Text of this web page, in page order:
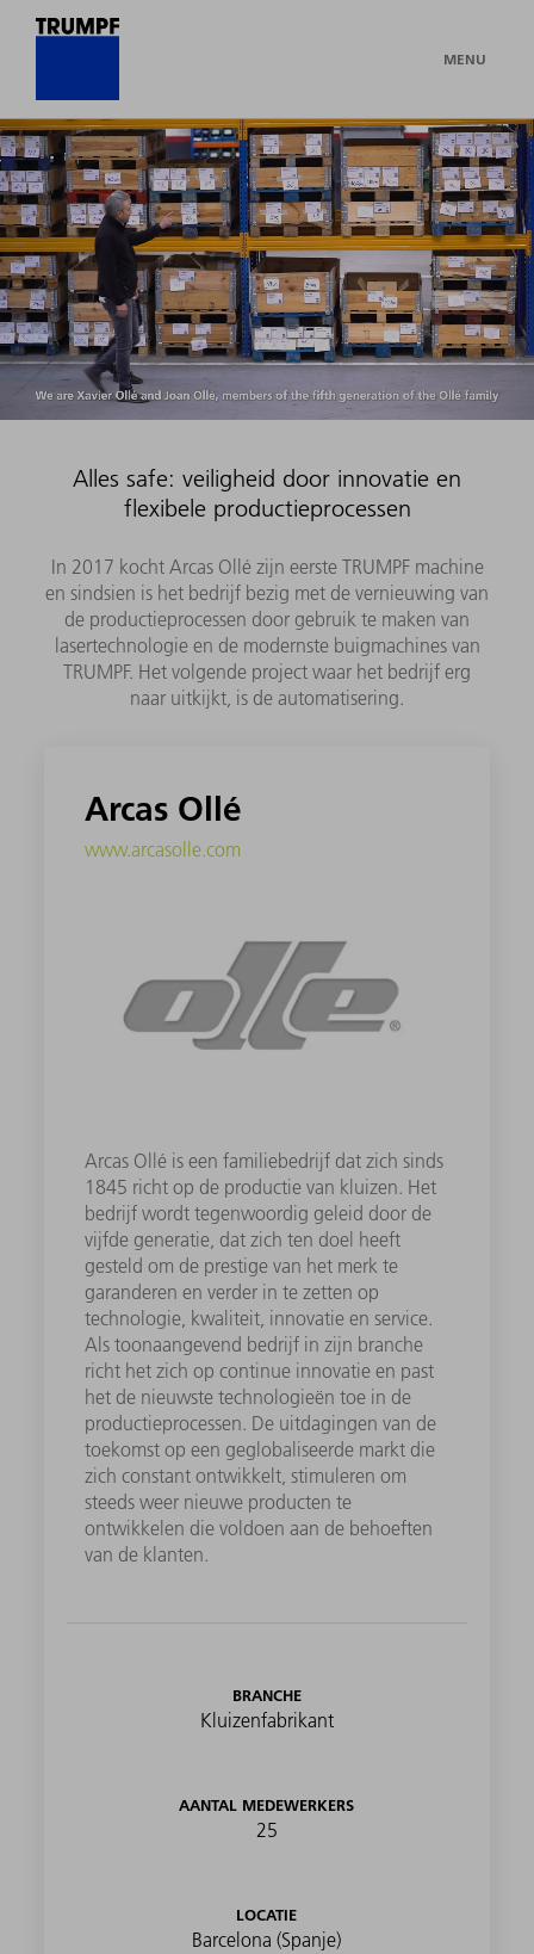
MENU
Alles safe: veiligheid door innovatie en
flexibele productieprocessen
In 2017 kocht Arcas Ollé zijn eerste TRUMPF machine
en sindsien is het bedrijf bezig met de vernieuwing van
de productieprocessen door gebruik te maken van
lasertechnologie en de modernste buigmachines van
TRUMPF. Het volgende project waar het bedrijf erg
naar uitkijkt, is de automatisering.
Arcas Ollé
www.arcasolle.com
Arcas Ollé is een familiebedrijf dat zich sinds
1845 richt op de productie van kluizen. Het
bedrijf wordt tegenwoordig geleid door de
vijfde generatie, dat zich ten doel heeft
gesteld om de prestige van het merk te
garanderen en verder in te zetten op
technologie, kwaliteit, innovatie en service.
Als toonaangevend bedrijf in zijn branche
richt het zich op continue innovatie en past
het de nieuwste technologieën toe in de
productieprocessen. De uitdagingen van de
toekomst op een geglobaliseerde markt die
zich constant ontwikkelt, stimuleren om
steeds weer nieuwe producten te
ontwikkelen die voldoen aan de behoeften
van de klanten.
BRANCHE
Kluizenfabrikant
AANTAL MEDEWERKERS
25
LOCATIE
Barcelona (Spanje)